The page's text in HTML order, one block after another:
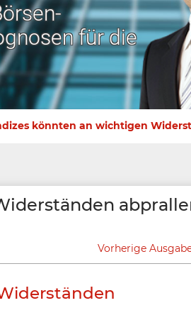
für die
könnten an wichtigen
Vorherige